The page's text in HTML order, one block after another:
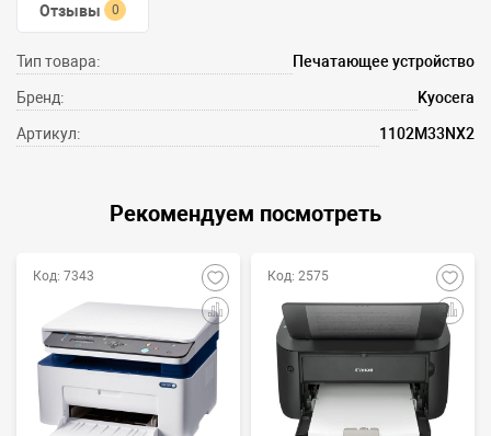
Отзывы 0
Тип товара: Печатающее устройство
Бренд: Kyocera
Артикул: 1102M33NX2
Рекомендуем посмотреть
Код: 7343 Код: 2575